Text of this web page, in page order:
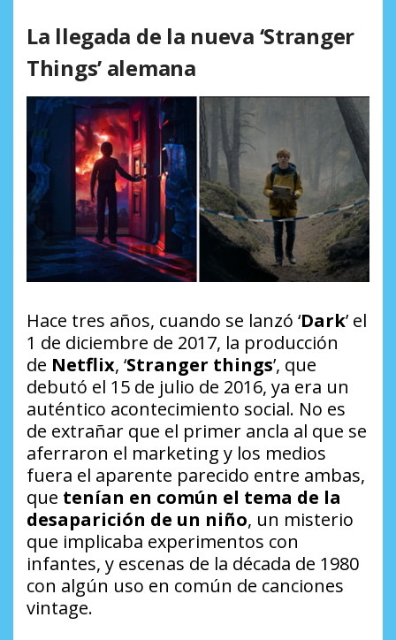
La llegada de la nueva ‘Stranger
Things’ alemana
Hace tres años, cuando se lanzó ‘Dark’ el
1 de diciembre de 2017, la producción
de Netflix, ‘Stranger things’, que
debutó el 15 de julio de 2016, ya era un
auténtico acontecimiento social. No es
de extrañar que el primer ancla al que se
aferraron el marketing y los medios
fuera el aparente parecido entre ambas,
que tenían en común el tema de la
desaparición de un niño, un misterio
que implicaba experimentos con
infantes, y escenas de la década de 1980
con algún uso en común de canciones
vintage.